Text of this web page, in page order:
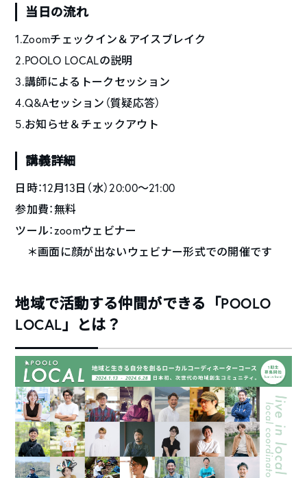
当日の流れ
1.Zoomチェックイン＆アイスブレイク
2.POOLO LOCALの説明
3.講師によるトークセッション
4.Q&Aセッション（質疑応答）
5.お知らせ＆チェックアウト
講義詳細
日時：12月13日（水）20:00〜21:00
参加費：無料
ツール：zoomウェビナー
＊画面に顔が出ないウェビナー形式での開催です
地域で活動する仲間ができる「POOLO
LOCAL」とは？